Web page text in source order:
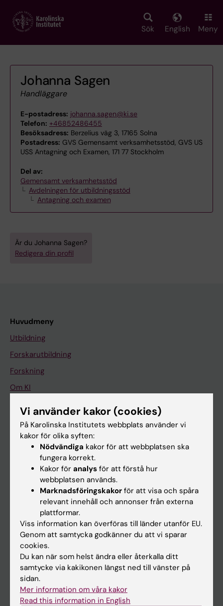
main
Sök English Meny
Johanna Sagen
Handläggare
E-postadress: johanna.sagen@ki.se
Telefon: +46852486455
Besöksadress: Berzelius väg 3, 17165 Solna
Postadress: GVS Gemensamt verksamhetsstöd, GVS US
USS Antagning och Examen, 171 77 Stockholm
Del av:
Gemensamt verksamhetsstöd
Avdelningen för utbildningsstöd
Antagning och examen
Är du Johanna Sagen?
Redigera din profil
Huvudmeny
Utbildning
Forskarutbildning
Forskning
Om KI
På gång
Nyheter
Kalender
Schema
Studentmejlen
Kurs- och programwebbar
Student på KI
Vi använder kakor (cookies)
På Karolinska Institutets webbplats använder vi
kakor för olika syften:
Nödvändiga kakor för att webbplatsen ska
fungera korrekt.
Kakor för analys för att förstå hur
webbplatsen används.
Marknadsföringskakor för att visa och spåra
relevant innehåll och annonser från externa
plattformar.
Viss information kan överföras till länder utanför EU.
Genom att samtycka godkänner du att vi sparar
cookies.
Du kan när som helst ändra eller återkalla ditt
samtycke via kakikonen längst ned till vänster på
sidan.
Mer information om våra kakor
Read this information in English